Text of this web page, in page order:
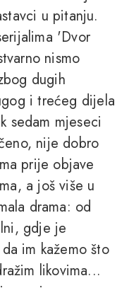
u pitanju.
'Dvor
nismo
dugih
i trećeg dijela
sedam mjeseci
nije dobro
prije objave
a još više u
drama: od
gdje je
im kažemo što
likovima...